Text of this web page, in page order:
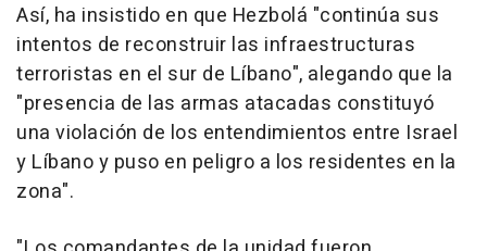
Así, ha insistido en que Hezbolá "continúa sus
intentos de reconstruir las infraestructuras
terroristas en el sur de Líbano", alegando que la
"presencia de las armas atacadas constituyó
una violación de los entendimientos entre Israel
y Líbano y puso en peligro a los residentes en la
zona".